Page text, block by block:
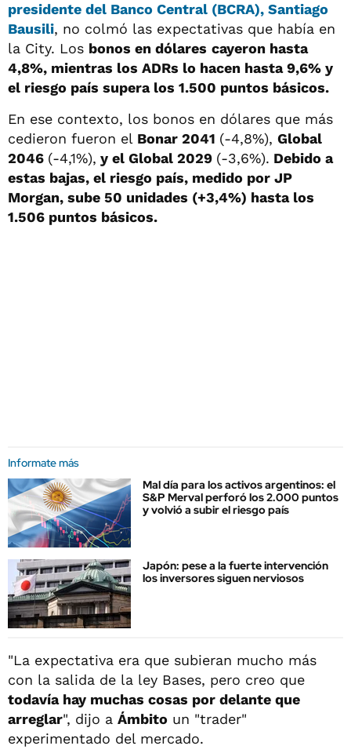
presidente del Banco Central (BCRA), Santiago
Bausili, no colmó las expectativas que había en
la City. Los bonos en dólares cayeron hasta
4,8%, mientras los ADRs lo hacen hasta 9,6% y
el riesgo país supera los 1.500 puntos básicos.
En ese contexto, los bonos en dólares que más
cedieron fueron el Bonar 2041 (-4,8%), Global
2046 (-4,1%), y el Global 2029 (-3,6%). Debido a
estas bajas, el riesgo país, medido por JP
Morgan, sube 50 unidades (+3,4%) hasta los
1.506 puntos básicos.
Informate más
Mal día para los activos argentinos: el
S&P Merval perforó los 2.000 puntos
y volvió a subir el riesgo país
Japón: pese a la fuerte intervención
los inversores siguen nerviosos
"La expectativa era que subieran mucho más
con la salida de la ley Bases, pero creo que
todavía hay muchas cosas por delante que
arreglar", dijo a Ámbito un "trader"
experimentado del mercado.